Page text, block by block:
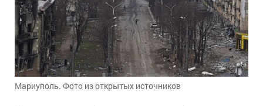
Мариуполь. Фото из открытых источников